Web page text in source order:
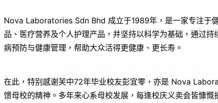
Nova Laboratories Sdn Bhd 成立于1989年，是一家专注于
品、医疗营养及个人护理产品，并坚持以科学为基础，通过
病预防与健康管理，帮助大众活得更健康、更长寿。
在此，特别感谢芙中72年毕业校友彭宜零，亦是 Nova
馈母校的精神。多年来心系母校发展，每逢校庆义卖会皆慷